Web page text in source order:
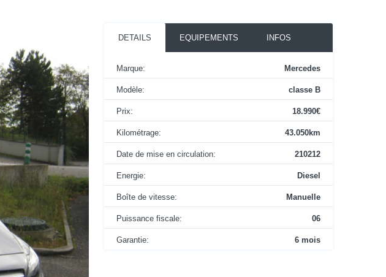
DETAILS EQUIPEMENTS INFOS
Marque: Mercedes
Modèle: classe B
Prix: 18.990€
Kilométrage: 43.050km
Date de mise en circulation: 210212
Energie: Diesel
Boîte de vitesse: Manuelle
Puissance fiscale: 06
Garantie: 6 mois